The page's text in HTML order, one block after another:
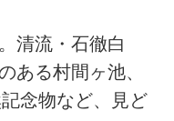
清流・石徹白
ある村間ヶ池、
念物など、見ど